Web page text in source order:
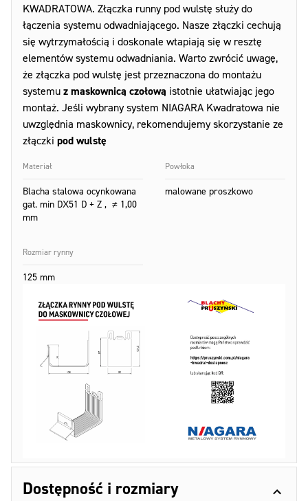
KWADRATOWA. Złączka runny pod wulstę służy do
łączenia systemu odwadniającego. Nasze złączki cechują
się wytrzymałością i doskonale wtapiają się w resztę
elementów systemu odwadniania. Warto zwrócić uwagę,
że złączka pod wulstę jest przeznaczona do montażu
systemuz maskownicą czołową istotnie ułatwiając jego
montaż. Jeśli wybrany system NIAGARA Kwadratowa nie
uwzględnia maskownicy, rekomendujemy skorzystanie ze
złączki pod wulstę
Materiał
Blacha stalowa ocynkowana
gat. min DX51 D + Z , ≠ 1,00
mm
Powłoka
malowane proszkowo
Rozmiar rynny
125 mm
Dostępność i rozmiary